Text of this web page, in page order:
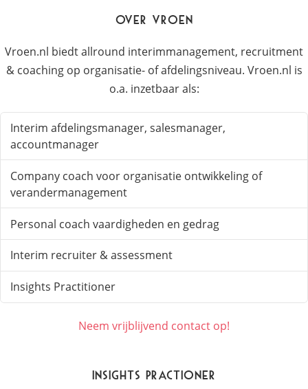
Over Vroen
Vroen.nl biedt allround interimmanagement, recruitment
& coaching op organisatie- of afdelingsniveau. Vroen.nl is
o.a. inzetbaar als:
Interim afdelingsmanager, salesmanager,
accountmanager
Company coach voor organisatie ontwikkeling of
verandermanagement
Personal coach vaardigheden en gedrag
Interim recruiter & assessment
Insights Practitioner
Neem vrijblijvend contact op!
Insights Practioner